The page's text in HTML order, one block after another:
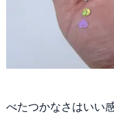
べたつかなさはいい